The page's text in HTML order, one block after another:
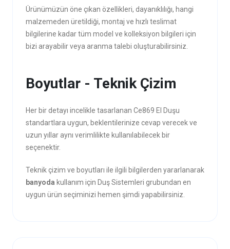
Ürünümüzün öne çıkan özellikleri, dayanıklılığı, hangi
malzemeden üretildiği, montaj ve hızlı teslimat
bilgilerine kadar tüm model ve kolleksiyon bilgileri için
bizi arayabilir veya aranma talebi oluşturabilirsiniz.
Boyutlar - Teknik Çizim
Her bir detayı incelikle tasarlanan Ce869 El Duşu
standartlara uygun, beklentilerinize cevap verecek ve
uzun yıllar aynı verimlilikte kullanılabilecek bir
seçenektir.
Teknik çizim ve boyutları ile ilgili bilgilerden yararlanarak
banyoda kullanım için Duş Sistemleri grubundan en
uygun ürün seçiminizi hemen şimdi yapabilirsiniz.